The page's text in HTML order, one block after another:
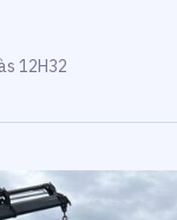
12H32